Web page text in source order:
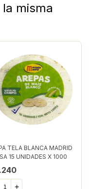
misma
TELA BLANCA MADRID
15 UNIDADES X 1000
+